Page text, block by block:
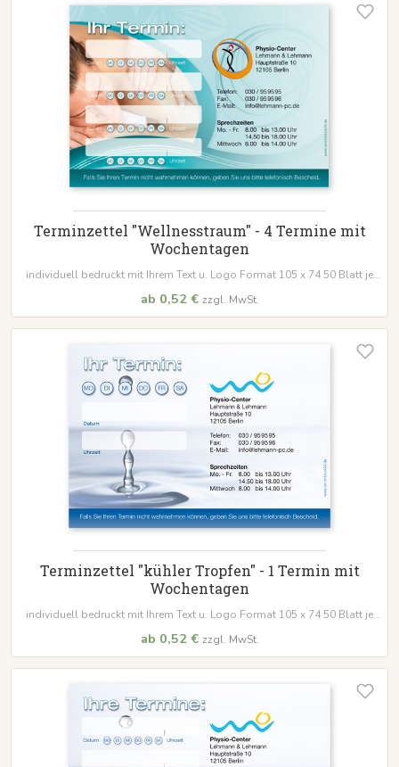
Terminzettel "Wellnesstraum" - 4 Termine mit
Wochentagen
individuell bedruckt mit Ihrem Text u. Logo Format 105 x 74 50 Blatt je
ab 0,52 € zzgl. MwSt.
Terminzettel "kühler Tropfen" - 1 Termin mit
Wochentagen
individuell bedruckt mit Ihrem Text u. Logo Format 105 x 74 50 Blatt je
ab 0,52 € zzgl. MwSt.